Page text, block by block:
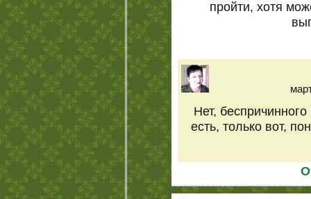
пройти, хотя
Нет,
есть, только вот,